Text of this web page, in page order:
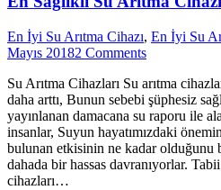
En İyi Su Arıtma Cihazı, En İyi Su
Mayıs 20182 Comments
Su Arıtma Cihazları Su arıtma
daha arttı, Bunun sebebi şüphesiz
yayınlanan damacana su raporu ile
insanlar, Suyun hayatımızdaki
bulunan etkisinin ne kadar
dahada bir hassas davranıyorlar.
cihazları…